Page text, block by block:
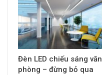
Đèn LED chiếu sáng văn
phòng – đừng bỏ qua